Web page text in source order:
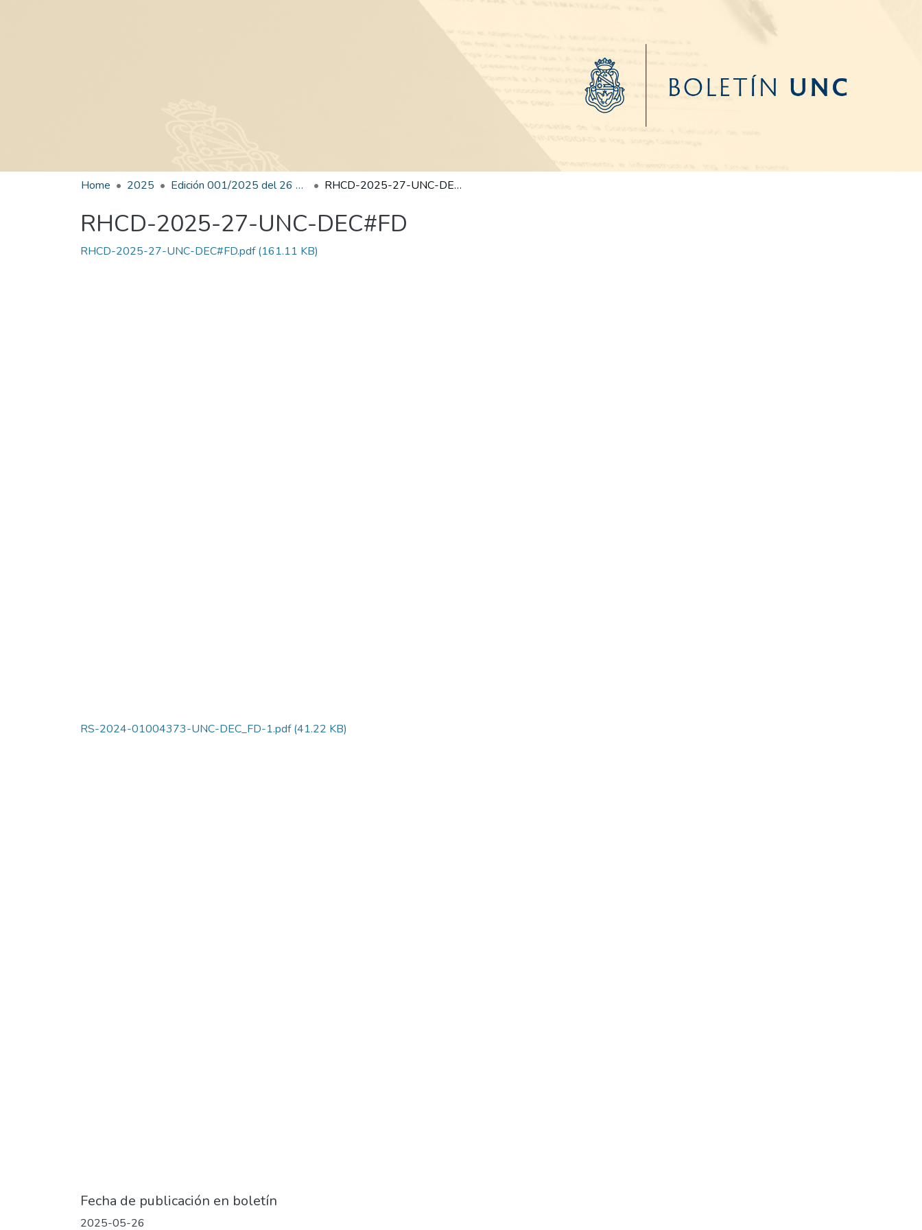
Home 2025 Edición 001/2025 del 26 de mayo de 2025 RHCD-2025-27-UNC-DEC#FD
RHCD-2025-27-UNC-DEC#FD
RHCD-2025-27-UNC-DEC#FD.pdf(161.11 KB)
RS-2024-01004373-UNC-DEC_FD-1.pdf(41.22 KB)
Fecha de publicación en boletín
2025-05-26